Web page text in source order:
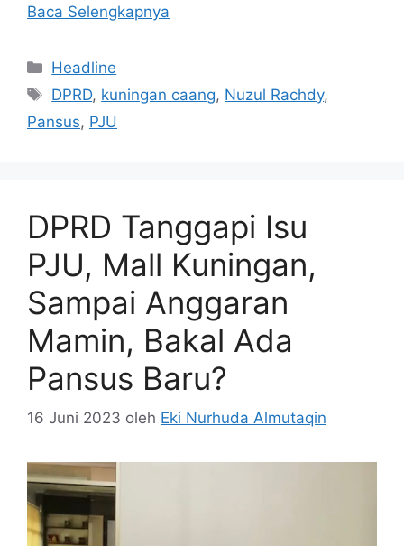
Baca Selengkapnya
Kategori
Headline
Tag
DPRD, kuningan caang, Nuzul Rachdy,
Pansus, PJU
DPRD Tanggapi Isu
PJU, Mall Kuningan,
Sampai Anggaran
Mamin, Bakal Ada
Pansus Baru?
16 Juni 2023 oleh Eki Nurhuda Almutaqin